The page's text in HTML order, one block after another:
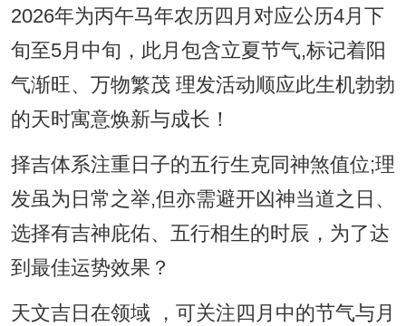
2026年为丙午马年农历四月对应公历4月下
旬至5月中旬，此月包含立夏节气,标记着阳
气渐旺、万物繁茂 理发活动顺应此生机勃勃
的天时寓意焕新与成长！
择吉体系注重日子的五行生克同神煞值位;理
发虽为日常之举,但亦需避开凶神当道之日、
选择有吉神庇佑、五行相生的时辰，为了达
到最佳运势效果？
天文吉日在领域 ，可关注四月中的节气与月